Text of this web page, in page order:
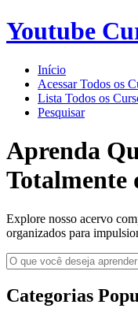
Youtube
Início
Acessar Todos os
Lista Todos os
Pesquisar
Aprenda
Totalmente
Explore nosso acervo
organizados para
Categorias